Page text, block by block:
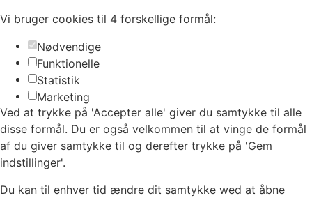
Vi bruger cookies til 4 forskellige formål:
Nødvendige
Funktionelle
Statistik
Marketing
Ved at trykke på 'Accepter alle' giver du samtykke til alle
disse formål. Du er også velkommen til at vinge de formål
af du giver samtykke til og derefter trykke på 'Gem
indstillinger'.
Du kan til enhver tid ændre dit samtykke wed at åbne